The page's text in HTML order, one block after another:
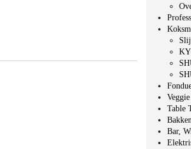
Table
Bar,